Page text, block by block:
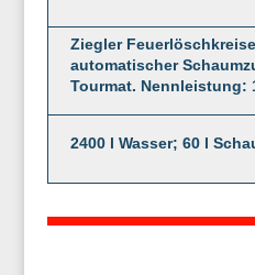
Ziegler
automatischer
Tourmat. Nennleistung:
2400 l Wasser; 60 l